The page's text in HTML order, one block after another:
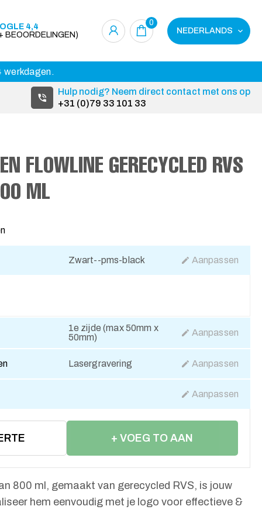
4,4
BEOORDELINGEN)
0
NEDERLANDS
werkdagen.
Hulp nodig? Neem direct contact met ons op
+31 (0)79 33 101 33
FLOWLINE GERECYCLED RVS
ML
Zwart--pms-black Aanpassen
1e zijde (max 50mm x
50mm)
Aanpassen
Lasergravering Aanpassen
Aanpassen
+ VOEG TO AAN
800 ml, gemaakt van gerecycled RVS, is jouw
hem eenvoudig met je logo voor effectieve &